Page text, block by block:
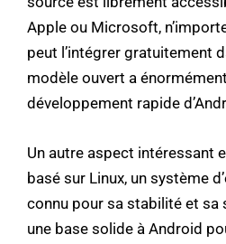
Apple ou Microsoft,
peut l’intégrer gratuitement
modèle ouvert a
développement rapide
Un autre aspect intéressant
basé sur Linux, un système
connu pour sa stabilité et sa
une base solide à Android